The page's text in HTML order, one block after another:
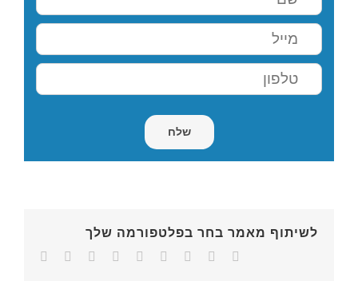
לשיתוף מאמר בחר בפלטפורמה שלך